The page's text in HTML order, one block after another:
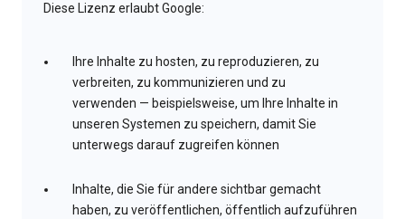
Diese Lizenz erlaubt Google:
Ihre Inhalte zu hosten, zu reproduzieren, zu
verbreiten, zu kommunizieren und zu
verwenden — beispielsweise, um Ihre Inhalte in
unseren Systemen zu speichern, damit Sie
unterwegs darauf zugreifen können
Inhalte, die Sie für andere sichtbar gemacht
haben, zu veröffentlichen, öffentlich aufzuführen